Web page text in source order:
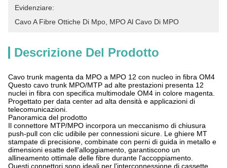
Evidenziare:
Cavo A Fibre Ottiche Di Mpo MPO Al Cavo Di MPO
Descrizione Del Prodotto
Cavo trunk magenta da MPO a MPO 12 con nucleo in fibra OM4
Questo cavo trunk MPO/MTP ad alte prestazioni presenta 12
nuclei in fibra con specifica multimodale OM4 in colore magenta.
Progettato per data center ad alta densità e applicazioni di
telecomunicazioni.
Panoramica del prodotto
Il connettore MTP/MPO incorpora un meccanismo di chiusura
push-pull con clic udibile per connessioni sicure. Le ghiere MT
stampate di precisione, combinate con perni di guida in metallo e
dimensioni esatte dell'alloggiamento, garantiscono un
allineamento ottimale delle fibre durante l'accoppiamento.
Questi connettori sono ideali per l'interconnessione di cassette,